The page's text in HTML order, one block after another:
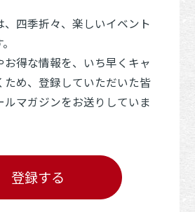
四季折々、楽しいイベント
お得な情報を、いち早くキャ
ため、登録していただいた皆
マガジンをお送りしていま
登録する